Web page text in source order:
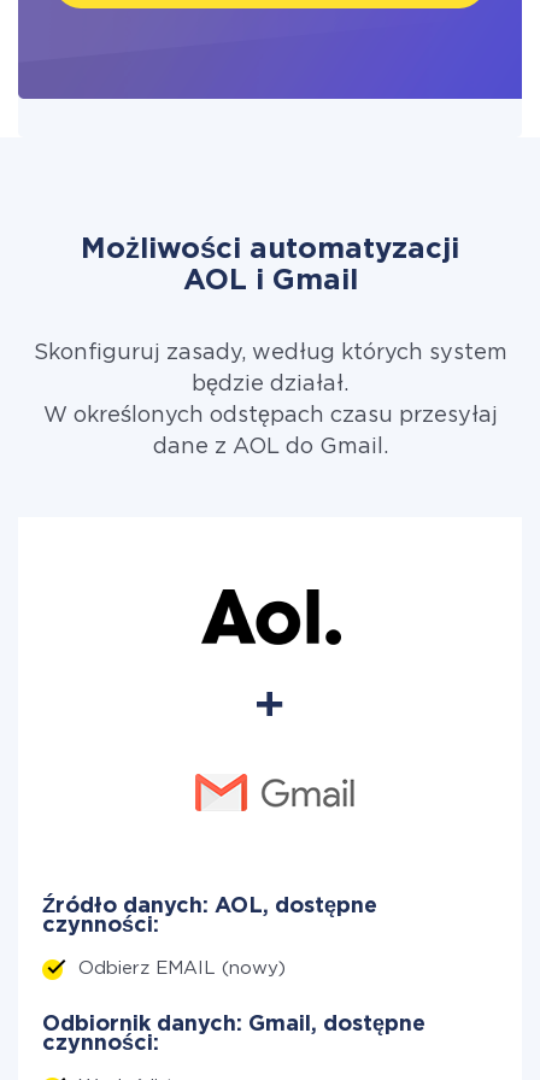
Możliwości automatyzacji
AOL i Gmail
Skonfiguruj zasady, według których system
będzie działał.
W określonych odstępach czasu przesyłaj
dane z AOL do Gmail.
Źródło danych: AOL, dostępne
czynności:
Odbierz EMAIL (nowy)
Odbiornik danych: Gmail, dostępne
czynności: